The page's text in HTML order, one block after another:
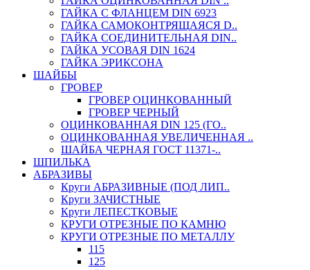
ГАЙКА С ФЛАНЦЕМ DIN 6923
ГАЙКА САМОКОНТРЯЩАЯСЯ D..
ГАЙКА СОЕДИНИТЕЛЬНАЯ DIN..
ГАЙКА УСОВАЯ DIN 1624
ГАЙКА ЭРИКСОНА
ШАЙБЫ
ГРОВЕР
ГРОВЕР ОЦИНКОВАННЫЙ
ГРОВЕР ЧЕРНЫЙ
ОЦИНКОВАННАЯ DIN 125 (ГО..
ОЦИНКОВАННАЯ УВЕЛИЧЕННАЯ ..
ШАЙБА ЧЕРНАЯ ГОСТ 11371-..
ШПИЛЬКА
АБРАЗИВЫ
Круги АБРАЗИВНЫЕ (ПОД ЛИП..
Круги ЗАЧИСТНЫЕ
Круги ЛЕПЕСТКОВЫЕ
КРУГИ ОТРЕЗНЫЕ ПО КАМНЮ
КРУГИ ОТРЕЗНЫЕ ПО МЕТАЛЛУ
115
125